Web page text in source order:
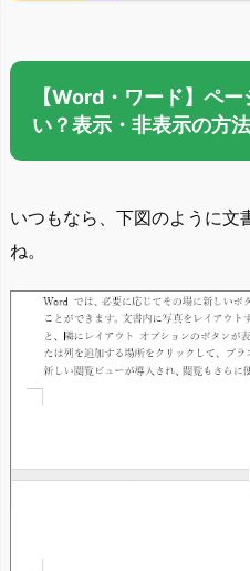
【Word・ワード】ペ
い？表示・非表示の方法
いつもなら、下図のように文
ね。